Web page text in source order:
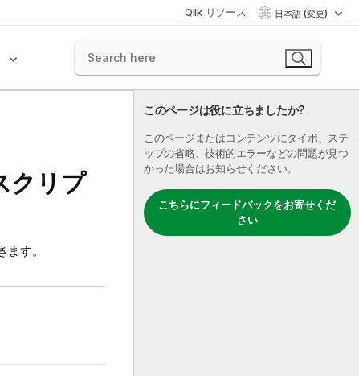
Qlik リソース 日本語 (変更)
このページは役に立ちましたか?
このページまたはコンテンツにタイポ、ステ
ップの省略、技術的エラーなどの問題が見つ
かった場合はお知らせください。
こちらにフィードバックをお寄せくだ
さい
クリプ
す。